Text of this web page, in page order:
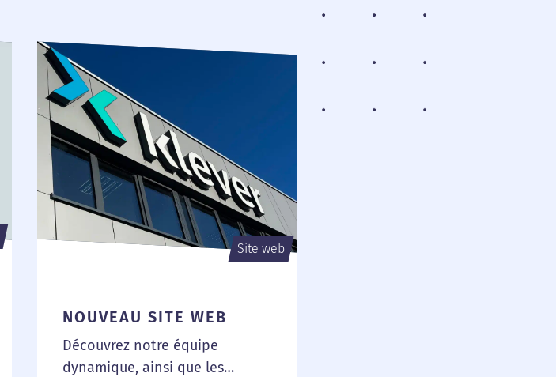
Site web
NOUVEAU SITE WEB
Découvrez notre équipe
dynamique, ainsi que les